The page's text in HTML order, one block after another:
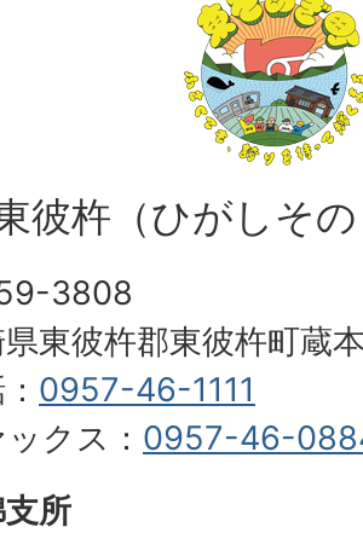
彼杵（ひがしそ
3808
東彼杵郡東彼杵町蔵
0957-46-1111
クス： 0957-46-
所